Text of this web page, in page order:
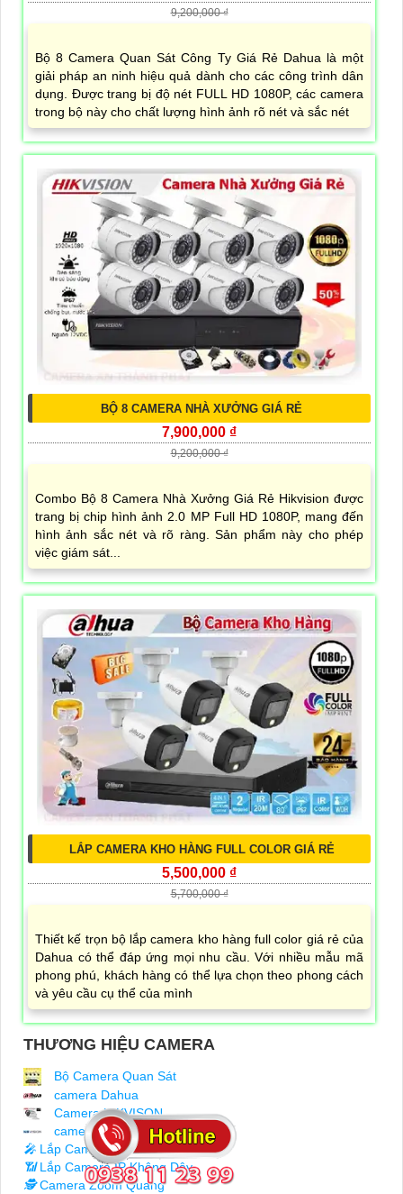
9,200,000 ₫
Bộ 8 Camera Quan Sát Công Ty Giá Rẻ Dahua là một
giải pháp an ninh hiệu quả dành cho các công trình dân
dụng. Được trang bị độ nét FULL HD 1080P, các camera
trong bộ này cho chất lượng hình ảnh rõ nét và sắc nét
BỘ 8 CAMERA NHÀ XƯỞNG GIÁ RẺ
7,900,000 ₫
9,200,000 ₫
Combo Bộ 8 Camera Nhà Xưởng Giá Rẻ Hikvision được
trang bị chip hình ảnh 2.0 MP Full HD 1080P, mang đến
hình ảnh sắc nét và rõ ràng. Sản phẩm này cho phép
việc giám sát...
LẮP CAMERA KHO HÀNG FULL COLOR GIÁ RẺ
5,500,000 ₫
5,700,000 ₫
Thiết kế trọn bộ lắp camera kho hàng full color giá rẻ của
Dahua có thể đáp ứng mọi nhu cầu. Với nhiều mẫu mã
phong phú, khách hàng có thể lựa chọn theo phong cách
và yêu cầu cụ thể của mình
THƯƠNG HIỆU CAMERA
Bộ Camera Quan Sát
camera Dahua
Camera HIKVISON
camera KBvision
️🎤️ Lắp Camera Có Thu Âm
📶Lắp Camera IP Không Dây
🕵️Camera Zoom Quang